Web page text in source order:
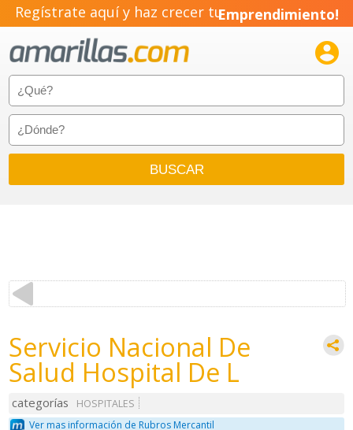
Regístrate aquí y haz crecer tuEmprendimiento!

Servicio Nacional De
Salud Hospital De L
categorías
HOSPITALES
Ver mas información de Rubros Mercantil